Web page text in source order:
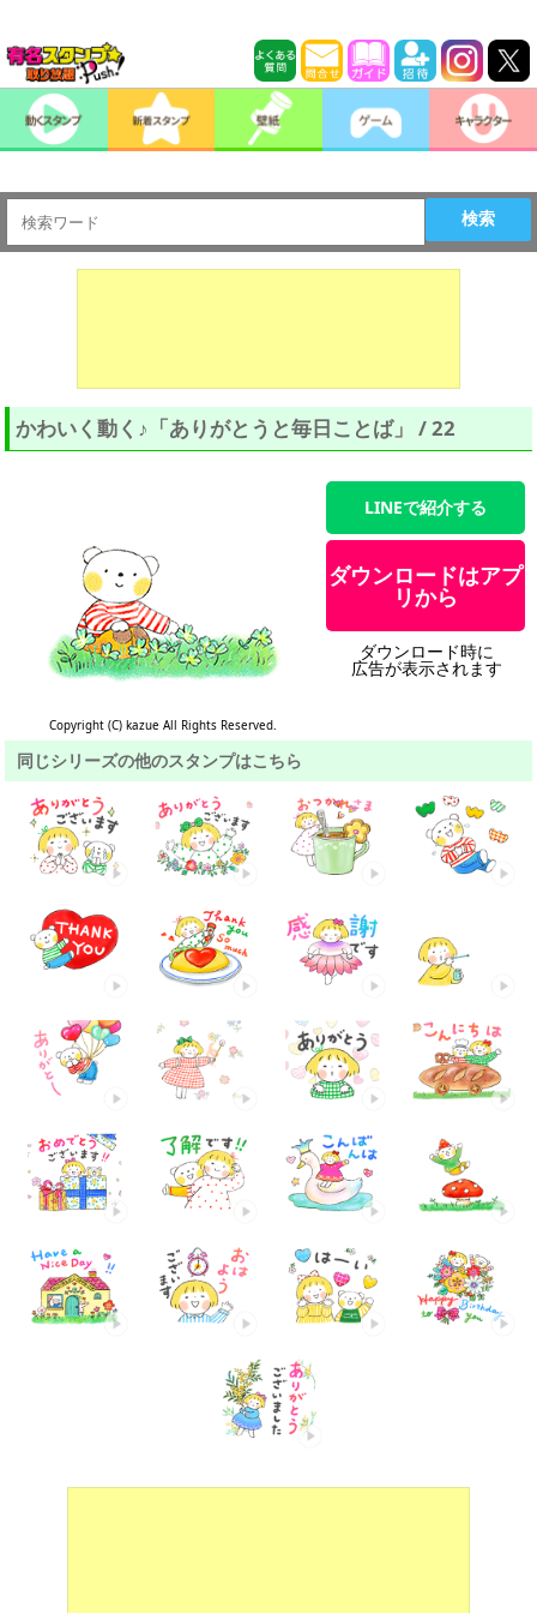
検索
かわいく動く♪「ありがとうと毎日ことば」 / 22
Copyright (C) kazue All Rights Reserved.
LINEで紹介する
ダウンロードはアプ
リから
ダウンロード時に
広告が表示されます
同じシリーズの他のスタンプはこちら